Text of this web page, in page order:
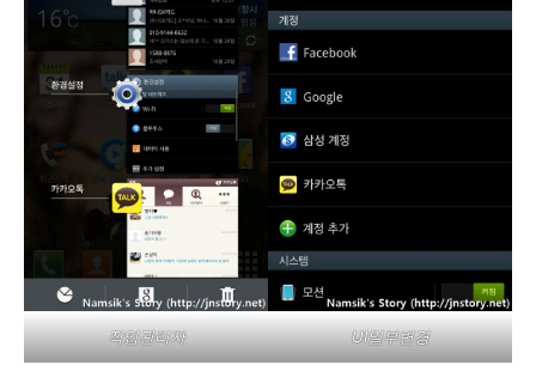
작업관리자 UI일부변경